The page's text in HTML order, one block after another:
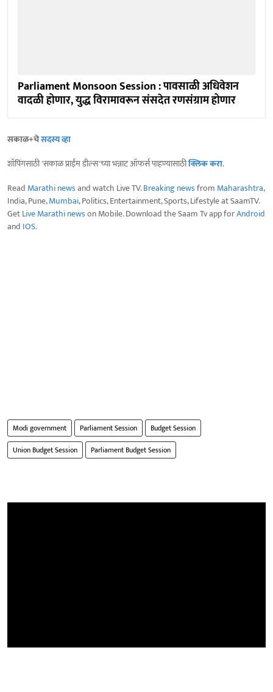
Parliament Monsoon Session : पावसाळी अधिवेशन
वादळी होणार, युद्ध विरामावरून संसदेत रणसंग्राम होणार
सकाळ+चेसदस्य व्हा
शॉपिंगसाठी 'सकाळ प्राईम डील्स'च्या भन्नाट ऑफर्स पाहण्यासाठीक्लिक करा.
Read Marathi newsand watch Live TV.Breaking newsfrom Maharashtra,
India, Pune,Mumbai, Politics, Entertainment, Sports, Lifestyle at SaamTV.
GetLive Marathi newson Mobile. Download the Saam Tv app forAndroid
and IOS.
Modi government Parliament Session
Budget Session
Union Budget Session
Parliament Budget Session